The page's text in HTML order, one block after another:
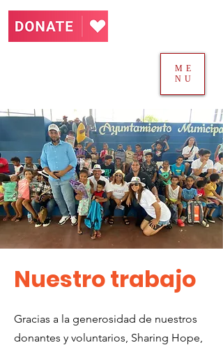
ME
NU
Nuestro trabajo
Gracias a la generosidad de nuestros
donantes y voluntarios, Sharing Hope,